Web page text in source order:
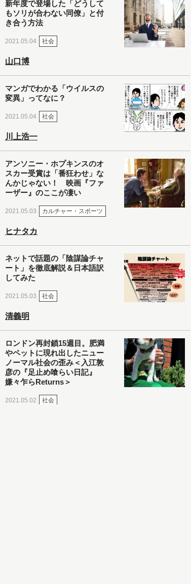
新年度で登場した「どうして
もソリが合わない同僚」と付
き合う方法
2021.05.04 社会
山口博
マンガでわかる「ウイルスの
変異」ってなに？
2021.05.04 社会
川上浩一
アンソニー・ホプキンスのオ
スカー受賞は「番狂わせ」な
んかじゃない！ 映画『ファ
ーザー』のここが凄い
2021.05.03 カルチャー・スポーツ
ヒナタカ
ネットで話題の「陰謀論チャ
ート」を徹底解説＆日本語訳
してみた
2021.05.03 社会
清義明
ロンドン再封鎖15週目。肥満
やペットに現れ出したニュー
ノーマル社会の歪み＜入江敦
彦の『足止め喰らい日記』
嫌々乍らReturns＞
2021.05.02 社会